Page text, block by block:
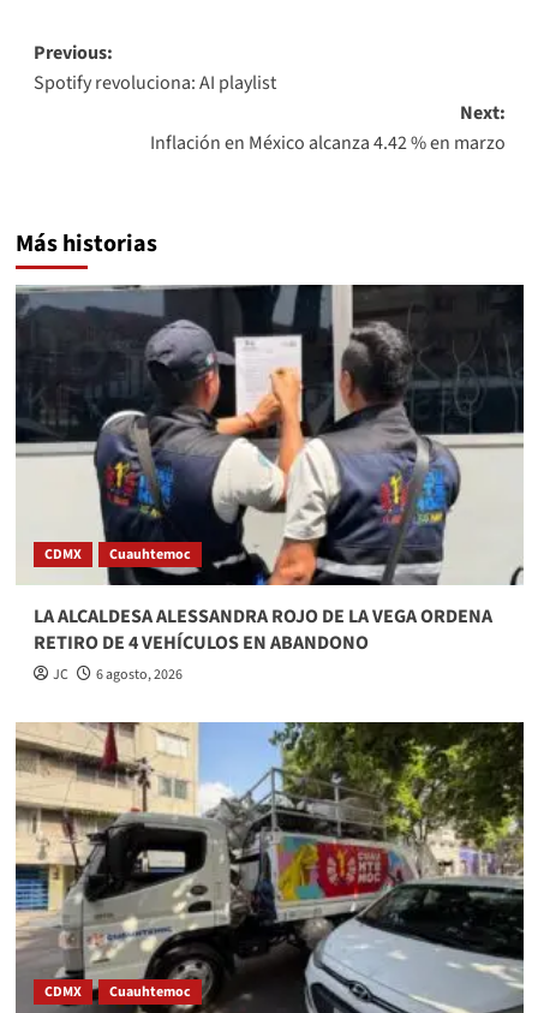
Post
navigation
Previous:
Spotify revoluciona: AI playlist
Next:
Inflación en México alcanza 4.42 % en marzo
Más historias
CDMX Cuauhtemoc
LA ALCALDESA ALESSANDRA ROJO DE LA VEGA ORDENA
RETIRO DE 4 VEHÍCULOS EN ABANDONO
JC 6 agosto, 2026
CDMX Cuauhtemoc